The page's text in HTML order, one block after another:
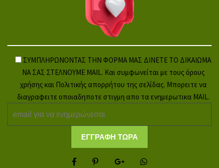
ΣΥΜΠΛΗΡΩΝΟΝΤΑΣ ΤΗΝ ΦΟΡΜΑ ΜΑΣ ΔΙΝΕΤΕ ΤΟ ΔΙΚΑΙΩΜΑ
ΝΑ ΣΑΣ ΣΤΕΛΝΟΥΜΕ MAIL. Και συμφωνείται με τους όρους
χρήσης και Πολιτικής απορρήτου της σελίδας. Μπορειτε να
διαγραφειτε οποιαδηποτε στιγμη απο τα ενημερωτικα MAIL.